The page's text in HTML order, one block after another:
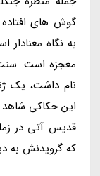
گوش های
به نگاه
نام داشت، یک
این حکاکی
قدیس آتی در
که گرویدنش به